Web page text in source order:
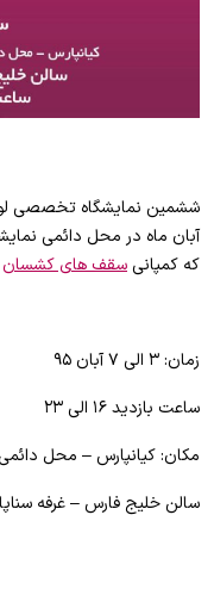
آبان ماه در محل دائمی
که کمپانی سقف های کشسان
زمان: ۳ الی ۷ آبان ۹۵
ساعت بازدید ۱۶ الی ۲۳
مکان: کیانپارس – محل
سالن خلیج فارس – غرفه